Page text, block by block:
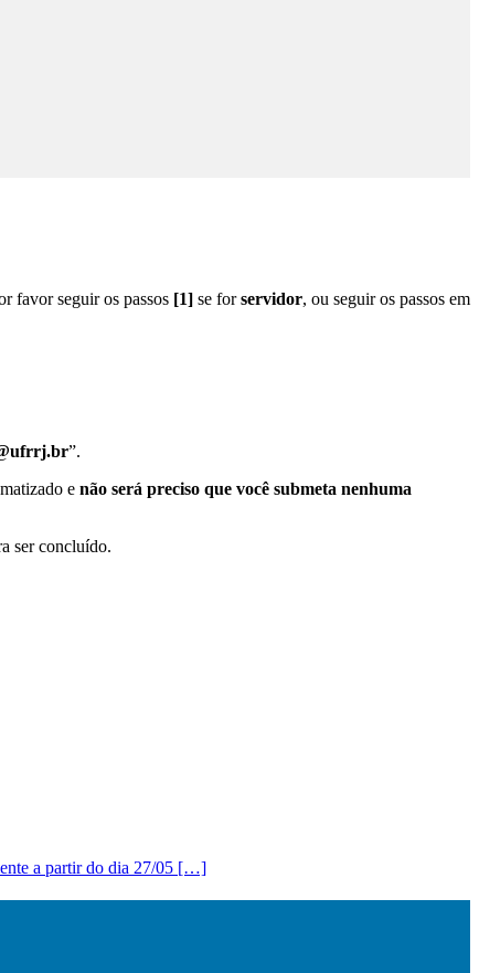
favor seguir os passos [1] se forservidor, ou seguir os passos em
”.
e não será preciso que você submeta nenhuma
ser concluído.
a partir do dia 27/05 […]